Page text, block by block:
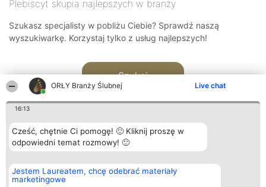
ORŁY Branży Ślubnej Live chat
16:13
Cześć, chętnie Ci pomogę! 🙂 Kliknij proszę w
odpowiedni temat rozmowy! 🙂
Jestem Laureatem, chcę odebrać materiały
marketingowe
Plebiscyt skupia najlepszych w branży
Szukasz specjalisty w pobliżu Ciebie? Sprawdź naszą
wyszukiwarkę. Korzystaj tylko z usług najlepszych!
Szukaj
Organizator plebiscytu
Bright Side Solutions sp. z o.
o. sp. k.
Plebiscyt
Laureaci
Kontakt
Kontakt